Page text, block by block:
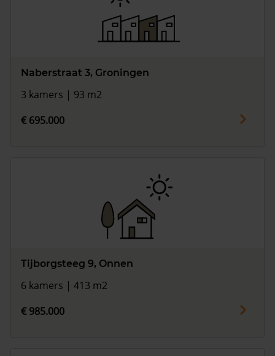
Naberstraat 3, Groningen
3 kamers | 93 m2
€ 695.000
Tijborgsteeg 9, Onnen
6 kamers | 413 m2
€ 985.000